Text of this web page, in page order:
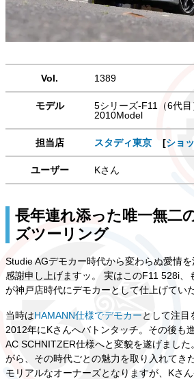
Vol. 1389
モデル
5シリーズ-F11（6代
2010Model
担当店 スタディ東京 [ショ
ユーザー Kさん
長年連れ添った唯一無二
ズツーリング
Studie AGデモカー時代から変わらぬ愛情
感謝申し上げますッ。 実はこのF11 528i、
が神戸店時代にデモカーとして仕上げてい
当時はHAMANN仕様でデモカーとして注目
2012年にKさんへバトンタッチ。その後も
AC SCHNITZER仕様へと変貌を遂げまし
がら、その時代ごとの魅力を取り入れてき
モリアルなオーナーズとなりますが、Kさ